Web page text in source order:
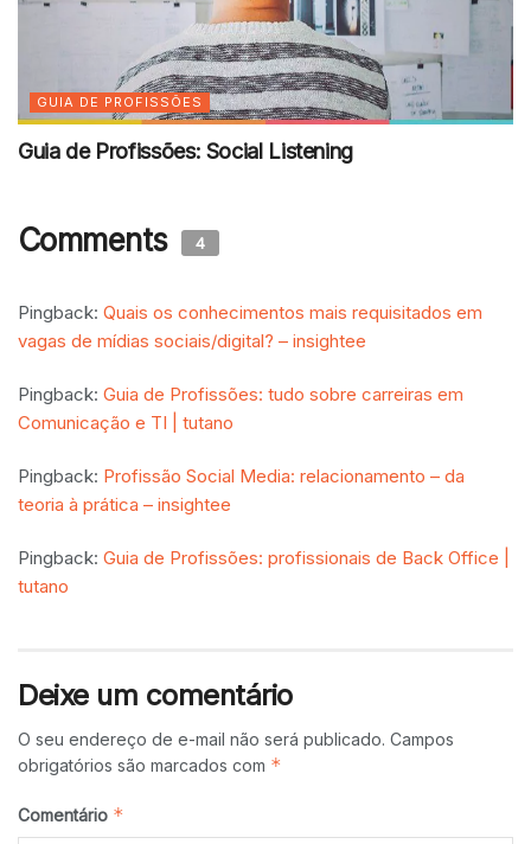
GUIA DE PROFISSÕES
Guia de Profissões: Social Listening
Comments 4
Pingback: Quais os conhecimentos mais requisitados em
vagas de mídias sociais/digital? – insightee
Pingback: Guia de Profissões: tudo sobre carreiras em
Comunicação e TI | tutano
Pingback: Profissão Social Media: relacionamento – da
teoria à prática – insightee
Pingback: Guia de Profissões: profissionais de Back Office |
tutano
Deixe um comentário
O seu endereço de e-mail não será publicado. Campos
obrigatórios são marcados com *
Comentário *